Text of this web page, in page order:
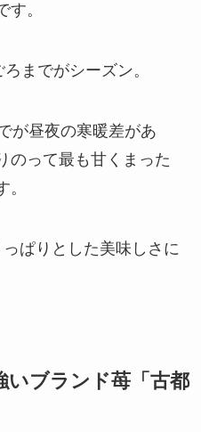
。
までがシーズン。
が昼夜の寒暖差があ
のって最も甘くまった
ぱりとした美味しさに
いブランド苺「古都